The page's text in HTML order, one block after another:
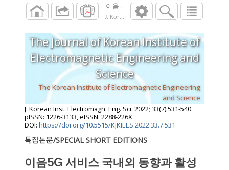
이음5G 서비스 국내외 동향과 활성화 정책
J. Korean Inst. Electromagn. Eng. Sci.
The Journal of Korean Institute of
Electromagnetic Engineering and
Science
The Korean Institute of Electromagnetic Engineering
and Science
J. Korean Inst. Electromagn. Eng. Sci. 2022; 33(7):531-540
pISSN: 1226-3133, eISSN: 2288-226X
DOI: https://doi.org/10.5515/KJKIEES.2022.33.7.531
특집논문/SPECIAL SHORT EDITIONS
이음5G 서비스 국내외 동향과 활성